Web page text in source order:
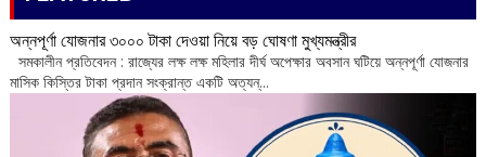
অন্নপূর্ণা যোজনার ৩০০০ টাকা দেওয়া নিয়ে বড় ঘোষণা মুখ্যমন্ত্রীর
সমকালীন প্রতিবেদন : রাজ্যের লক্ষ লক্ষ মহিলার দীর্ঘ অপেক্ষার অবসান ঘটিয়ে অন্নপূর্ণা যোজনার
মাসিক কিস্তির টাকা প্রদান সংক্রান্ত একটি অত্যন্...